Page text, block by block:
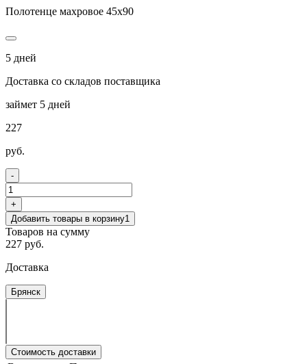
Полотенце махровое 45х90
5 дней
Доставка со складов поставщика
займет 5 дней
227
руб.
-
+
Добавить товары в корзину1
Товаров на сумму
227 руб.
Доставка
Брянск
Стоимость доставки